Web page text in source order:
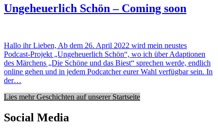
Ungeheuerlich Schön – Coming soon
Hallo ihr Lieben, Ab dem 26. April 2022 wird mein neustes
Podcast-Projekt „Ungeheuerlich Schön“, wo ich über Adaptionen
des Märchens „Die Schöne und das Biest“ sprechen werde, endlich
online gehen und in jedem Podcatcher eurer Wahl verfügbar sein. In
der…
Lies mehr Geschichten auf unserer Startseite
Social Media